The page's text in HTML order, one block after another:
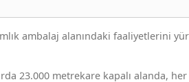
ambalaj alanındaki faaliyetlerini
23.000 metrekare kapalı alanda,